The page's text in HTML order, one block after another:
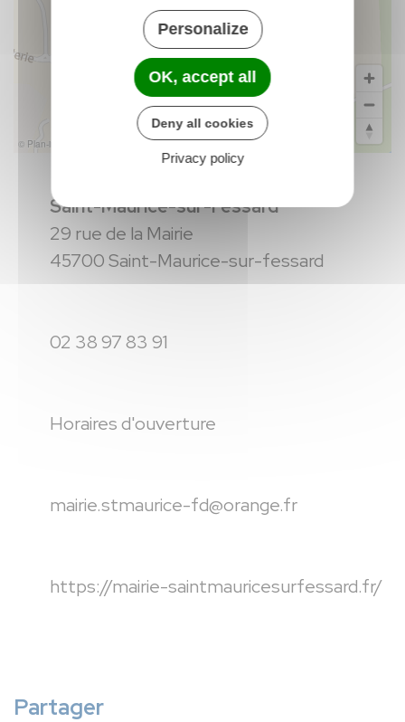
© Plan-interactif © Contributeurs d'OpenStreetMap
Saint-Maurice-sur-Fessard
29 rue de la Mairie
45700 Saint-Maurice-sur-fessard
02 38 97 83 91
Horaires d'ouverture
mairie.stmaurice-fd@orange.fr
https://mairie-saintmauricesurfessard.fr/
Partager
Personalize
OK, accept all
Deny all cookies
Privacy policy